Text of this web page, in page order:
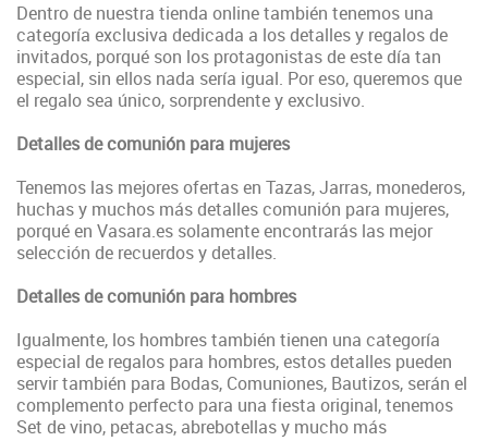
Dentro de nuestra tienda online también tenemos una
categoría exclusiva dedicada a los detalles y regalos de
invitados, porqué son los protagonistas de este día tan
especial, sin ellos nada sería igual. Por eso, queremos que
el regalo sea único, sorprendente y exclusivo.
Detalles de comunión para mujeres
Tenemos las mejores ofertas en Tazas, Jarras, monederos,
huchas y muchos más detalles comunión para mujeres,
porqué en Vasara.es solamente encontrarás las mejor
selección de recuerdos y detalles.
Detalles de comunión para hombres
Igualmente, los hombres también tienen una categoría
especial de regalos para hombres, estos detalles pueden
servir también para Bodas, Comuniones, Bautizos, serán el
complemento perfecto para una fiesta original, tenemos
Set de vino, petacas, abrebotellas y mucho más